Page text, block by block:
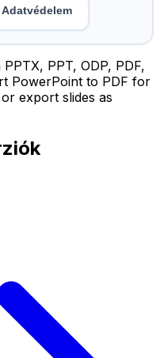
Adatvédelem
PPT, ODP, PDF,
PowerPoint to PDF for
export slides as